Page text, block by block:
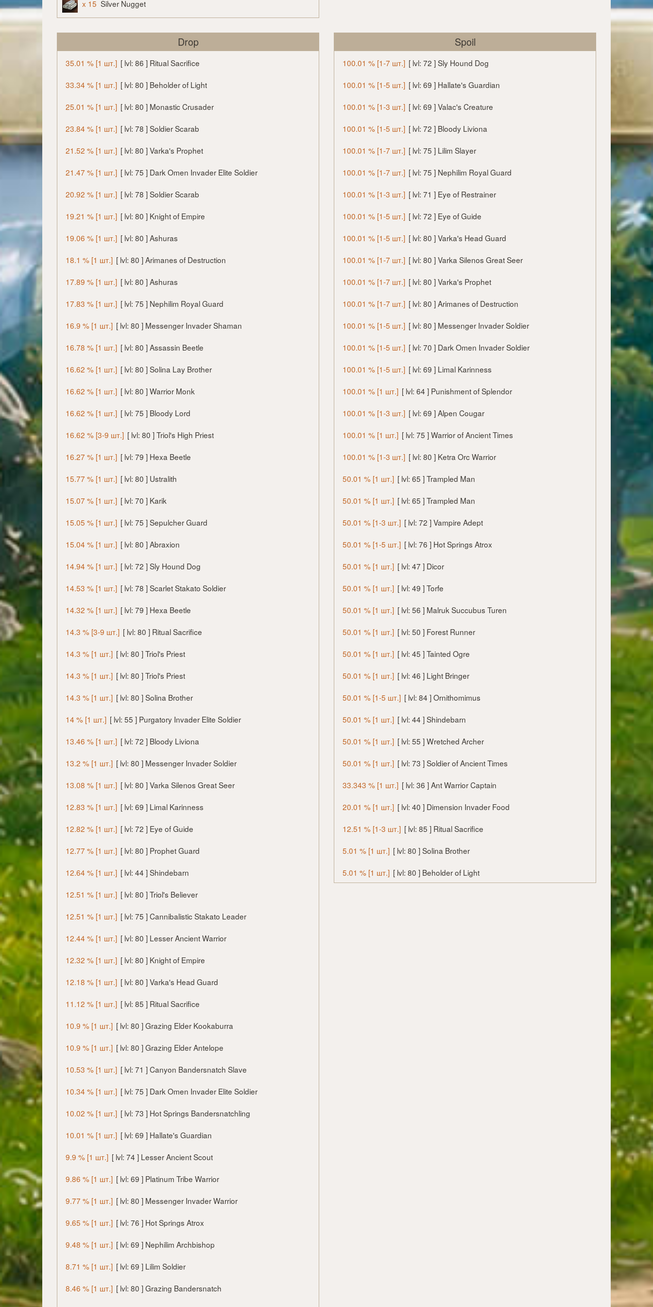
x 15 Silver Nugget
Drop
35.01 % [1 шт.] [ lvl: 86 ] Ritual Sacrifice
33.34 % [1 шт.] [ lvl: 80 ] Beholder of Light
25.01 % [1 шт.] [ lvl: 80 ] Monastic Crusader
23.84 % [1 шт.] [ lvl: 78 ] Soldier Scarab
21.52 % [1 шт.] [ lvl: 80 ] Varka's Prophet
21.47 % [1 шт.] [ lvl: 75 ] Dark Omen Invader Elite Soldier
20.92 % [1 шт.] [ lvl: 78 ] Soldier Scarab
19.21 % [1 шт.] [ lvl: 80 ] Knight of Empire
19.06 % [1 шт.] [ lvl: 80 ] Ashuras
18.1 % [1 шт.] [ lvl: 80 ] Arimanes of Destruction
17.89 % [1 шт.] [ lvl: 80 ] Ashuras
17.83 % [1 шт.] [ lvl: 75 ] Nephilim Royal Guard
16.9 % [1 шт.] [ lvl: 80 ] Messenger Invader Shaman
16.78 % [1 шт.] [ lvl: 80 ] Assassin Beetle
16.62 % [1 шт.] [ lvl: 80 ] Solina Lay Brother
16.62 % [1 шт.] [ lvl: 80 ] Warrior Monk
16.62 % [1 шт.] [ lvl: 75 ] Bloody Lord
16.62 % [3-9 шт.] [ lvl: 80 ] Triol's High Priest
16.27 % [1 шт.] [ lvl: 79 ] Hexa Beetle
15.77 % [1 шт.] [ lvl: 80 ] Ustralith
15.07 % [1 шт.] [ lvl: 70 ] Karik
15.05 % [1 шт.] [ lvl: 75 ] Sepulcher Guard
15.04 % [1 шт.] [ lvl: 80 ] Abraxion
14.94 % [1 шт.] [ lvl: 72 ] Sly Hound Dog
14.53 % [1 шт.] [ lvl: 78 ] Scarlet Stakato Soldier
14.32 % [1 шт.] [ lvl: 79 ] Hexa Beetle
14.3 % [3-9 шт.] [ lvl: 80 ] Ritual Sacrifice
14.3 % [1 шт.] [ lvl: 80 ] Triol's Priest
14.3 % [1 шт.] [ lvl: 80 ] Triol's Priest
14.3 % [1 шт.] [ lvl: 80 ] Solina Brother
14 % [1 шт.] [ lvl: 55 ] Purgatory Invader Elite Soldier
13.46 % [1 шт.] [ lvl: 72 ] Bloody Liviona
13.2 % [1 шт.] [ lvl: 80 ] Messenger Invader Soldier
13.08 % [1 шт.] [ lvl: 80 ] Varka Silenos Great Seer
12.83 % [1 шт.] [ lvl: 69 ] Limal Karinness
12.82 % [1 шт.] [ lvl: 72 ] Eye of Guide
12.77 % [1 шт.] [ lvl: 80 ] Prophet Guard
12.64 % [1 шт.] [ lvl: 44 ] Shindebarn
12.51 % [1 шт.] [ lvl: 80 ] Triol's Believer
12.51 % [1 шт.] [ lvl: 75 ] Cannibalistic Stakato Leader
12.44 % [1 шт.] [ lvl: 80 ] Lesser Ancient Warrior
12.32 % [1 шт.] [ lvl: 80 ] Knight of Empire
12.18 % [1 шт.] [ lvl: 80 ] Varka's Head Guard
11.12 % [1 шт.] [ lvl: 85 ] Ritual Sacrifice
10.9 % [1 шт.] [ lvl: 80 ] Grazing Elder Kookaburra
10.9 % [1 шт.] [ lvl: 80 ] Grazing Elder Antelope
10.53 % [1 шт.] [ lvl: 71 ] Canyon Bandersnatch Slave
10.34 % [1 шт.] [ lvl: 75 ] Dark Omen Invader Elite Soldier
10.02 % [1 шт.] [ lvl: 73 ] Hot Springs Bandersnatchling
10.01 % [1 шт.] [ lvl: 69 ] Hallate's Guardian
9.9 % [1 шт.] [ lvl: 74 ] Lesser Ancient Scout
9.86 % [1 шт.] [ lvl: 69 ] Platinum Tribe Warrior
9.77 % [1 шт.] [ lvl: 80 ] Messenger Invader Warrior
9.65 % [1 шт.] [ lvl: 76 ] Hot Springs Atrox
9.48 % [1 шт.] [ lvl: 69 ] Nephilim Archbishop
8.71 % [1 шт.] [ lvl: 69 ] Lilim Soldier
8.46 % [1 шт.] [ lvl: 80 ] Grazing Bandersnatch
Spoil
100.01 % [1-7 шт.] [ lvl: 72 ] Sly Hound Dog
100.01 % [1-5 шт.] [ lvl: 69 ] Hallate's Guardian
100.01 % [1-3 шт.] [ lvl: 69 ] Valac's Creature
100.01 % [1-5 шт.] [ lvl: 72 ] Bloody Liviona
100.01 % [1-7 шт.] [ lvl: 75 ] Lilim Slayer
100.01 % [1-7 шт.] [ lvl: 75 ] Nephilim Royal Guard
100.01 % [1-3 шт.] [ lvl: 71 ] Eye of Restrainer
100.01 % [1-5 шт.] [ lvl: 72 ] Eye of Guide
100.01 % [1-5 шт.] [ lvl: 80 ] Varka's Head Guard
100.01 % [1-7 шт.] [ lvl: 80 ] Varka Silenos Great Seer
100.01 % [1-7 шт.] [ lvl: 80 ] Varka's Prophet
100.01 % [1-7 шт.] [ lvl: 80 ] Arimanes of Destruction
100.01 % [1-5 шт.] [ lvl: 80 ] Messenger Invader Soldier
100.01 % [1-5 шт.] [ lvl: 70 ] Dark Omen Invader Soldier
100.01 % [1-5 шт.] [ lvl: 69 ] Limal Karinness
100.01 % [1 шт.] [ lvl: 64 ] Punishment of Splendor
100.01 % [1-3 шт.] [ lvl: 69 ] Alpen Cougar
100.01 % [1 шт.] [ lvl: 75 ] Warrior of Ancient Times
100.01 % [1-3 шт.] [ lvl: 80 ] Ketra Orc Warrior
50.01 % [1 шт.] [ lvl: 65 ] Trampled Man
50.01 % [1 шт.] [ lvl: 65 ] Trampled Man
50.01 % [1-3 шт.] [ lvl: 72 ] Vampire Adept
50.01 % [1-5 шт.] [ lvl: 76 ] Hot Springs Atrox
50.01 % [1 шт.] [ lvl: 47 ] Dicor
50.01 % [1 шт.] [ lvl: 49 ] Torfe
50.01 % [1 шт.] [ lvl: 56 ] Malruk Succubus Turen
50.01 % [1 шт.] [ lvl: 50 ] Forest Runner
50.01 % [1 шт.] [ lvl: 45 ] Tainted Ogre
50.01 % [1 шт.] [ lvl: 46 ] Light Bringer
50.01 % [1-5 шт.] [ lvl: 84 ] Ornithomimus
50.01 % [1 шт.] [ lvl: 44 ] Shindebarn
50.01 % [1 шт.] [ lvl: 55 ] Wretched Archer
50.01 % [1 шт.] [ lvl: 73 ] Soldier of Ancient Times
33.343 % [1 шт.] [ lvl: 36 ] Ant Warrior Captain
20.01 % [1 шт.] [ lvl: 40 ] Dimension Invader Food
12.51 % [1-3 шт.] [ lvl: 85 ] Ritual Sacrifice
5.01 % [1 шт.] [ lvl: 80 ] Solina Brother
5.01 % [1 шт.] [ lvl: 80 ] Beholder of Light